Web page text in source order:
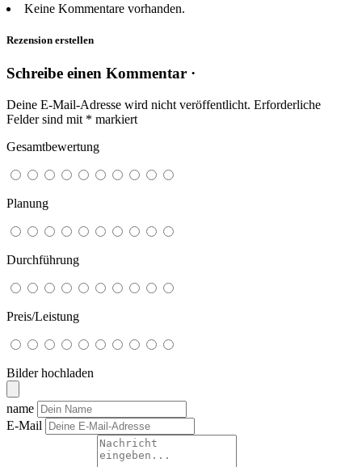
Keine Kommentare vorhanden.
Rezension erstellen
Schreibe einen Kommentar ·
Deine E-Mail-Adresse wird nicht veröffentlicht. Erforderliche
Felder sind mit * markiert
Gesamtbewertung
Planung
Durchführung
Preis/Leistung
Bilder hochladen
name
E-Mail